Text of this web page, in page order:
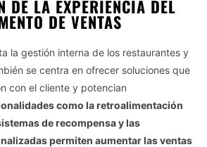
DE LA EXPERIENCIA DEL
DE VENTAS
la gestión interna de los restaurantes y
se centra en ofrecer soluciones que
con el cliente y potencian
como la retroalimentación
de recompensa y las
permiten aumentar las ventas